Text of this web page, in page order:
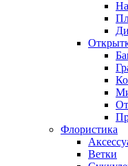
Флористика
Ветки